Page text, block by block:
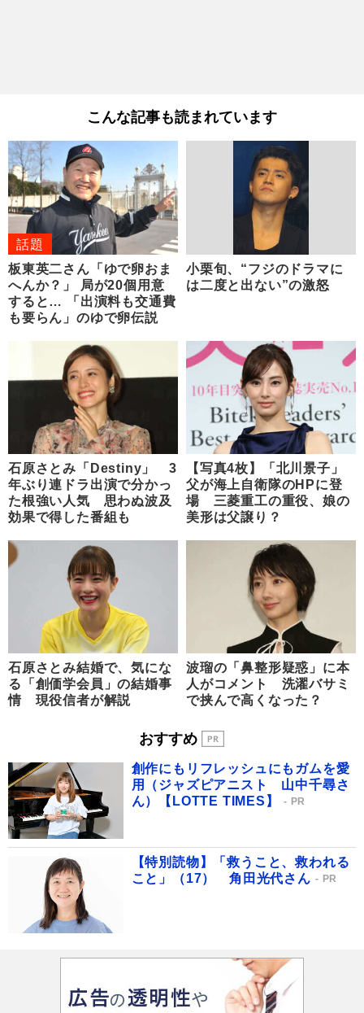
こんな記事も読まれています
話題
板東英二さん「ゆで卵おま
へんか？」 局が20個用意
すると… 「出演料も交通費
も要らん」のゆで卵伝説
小栗旬、“フジのドラマに
は二度と出ない”の激怒
石原さとみ「Destiny」 3
年ぶり連ドラ出演で分かっ
た根強い人気 思わぬ波及
効果で得した番組も
【写真4枚】「北川景子」
父が海上自衛隊のHPに登
場 三菱重工の重役、娘の
美形は父譲り？
石原さとみ結婚で、気にな
る「創価学会員」の結婚事
情 現役信者が解説
波瑠の「鼻整形疑惑」に本
人がコメント 洗濯バサミ
で挟んで高くなった？
おすすめ
創作にもリフレッシュにもガムを愛
用（ジャズピアニスト 山中千尋さ
ん）【LOTTE TIMES】
PR
【特別読物】「救うこと、救われる
こと」（17） 角田光代さん
PR